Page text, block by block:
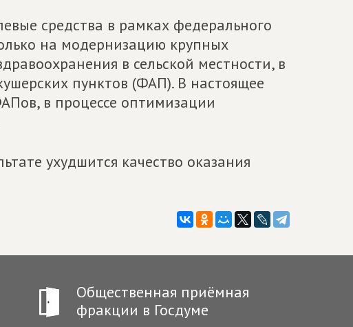
средства в рамках федерального
на модернизацию крупных
в сельской местности, в
пунктов (ФАП). В настоящее
в процессе оптимизации
ухудшится качество оказания
Общественная приёмная
фракции в Госдуме